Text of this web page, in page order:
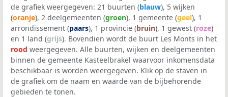
de grafiek weergegeven: 21 buurten (blauw), 5 wijken
(oranje), 2 deelgemeenten (groen), 1 gemeente (geel), 1
arrondissement (paars), 1 provincie (bruin), 1 gewest (roze)
en 1 land (grijs). Bovendien wordt de buurt Les Monts in het
rood weergegeven. Alle buurten, wijken en deelgemeenten
binnen de gemeente Kasteelbrakel waarvoor inkomensdata
beschikbaar is worden weergegeven. Klik op de staven in
de grafiek om de naam en waarde van de bijbehorende
gebieden te tonen.